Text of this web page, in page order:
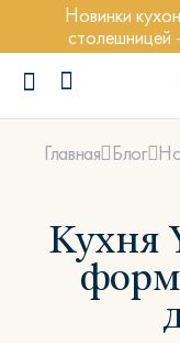
Новинки
столешницей
ПОПУЛЯРНЫЕ
Главная Блог
Кухня